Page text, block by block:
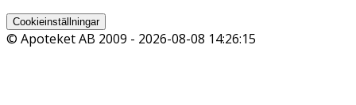
Cookieinställningar
© Apoteket AB 2009 - 2026-08-08 14:26:15